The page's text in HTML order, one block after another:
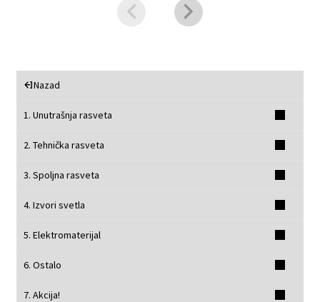
Nazad
1. Unutrašnja rasveta
2. Tehnička rasveta
3. Spoljna rasveta
4. Izvori svetla
5. Elektromaterijal
6. Ostalo
7. Akcija!